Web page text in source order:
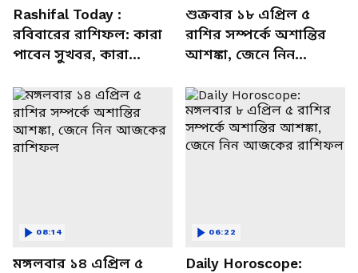
Rashifal Today :
রবিবারের রাশিফল: কারা
পাবেন সুখবর, কারা
বিশদে
শুক্রবার ১৮ এপ্রিল ৫
রাশির সম্পর্কে অশান্তির
আশঙ্কা, জেনে নিন
মঙ্গলবার ১৪ এপ্রিল ৫
08:14
Daily Horoscope:
06:22